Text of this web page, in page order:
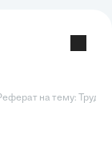
на тему: